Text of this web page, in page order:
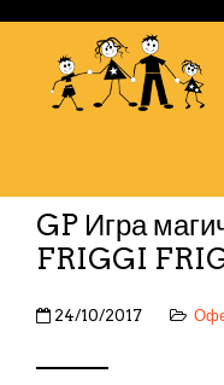
GP Игра
FRIGGI
24/10/2017